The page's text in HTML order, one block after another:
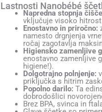
Lastnosti Nanobébé
Napredna stopnja
vključuje visoko
Enostavno in priročno:
namesto drgnjenja
ročaj zagotavlja
Higiensko zamenljive
enostavno zamenljive
higiene!).
Dolgotrajno polnjenje:
priključka s hitrim
Popolno darilo: Ta
dobrodošlici
Brez BPA, svinca in